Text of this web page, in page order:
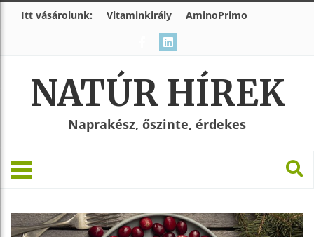
Itt vásárolunk: Vitaminkirály AminoPrimo
NATÚR HÍREK
Naprakész, őszinte, érdekes